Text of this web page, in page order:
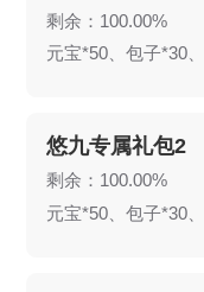
少侠来体验精心
们提出意见和建
剩余：100.00%
元宝*50、包子*30
悠九专属礼包2
剩余：100.00%
元宝*50、包子*30